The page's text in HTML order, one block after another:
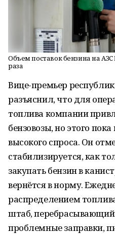
Объем поставок бензина на
раза
Вице-премьер
разъяснил, что для
топлива компании
бензовозы, но этого
высокого спроса. Он
стабилизируется, как
закупать бензин в
вернётся в норму.
распределением
штаб, перебрасывающий
проблемные заправки,